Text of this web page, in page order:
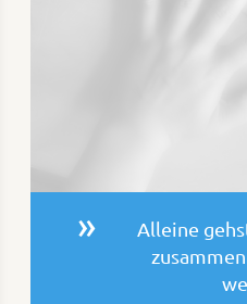
Alleine